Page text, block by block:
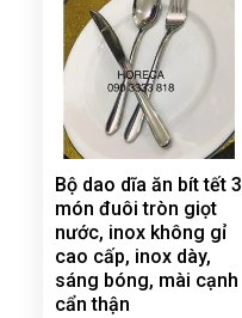
Bộ dao dĩa ăn bít tết 3
món đuôi tròn giọt
nước, inox không gỉ
cao cấp, inox dày,
sáng bóng, mài cạnh
cẩn thận